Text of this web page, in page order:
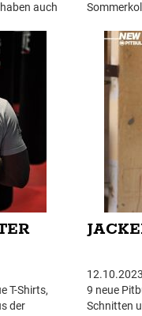
auch
Produkte
T-Shirts,
der
12.10.2023
9 neue
Schnitten